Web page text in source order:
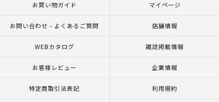
お買い物ガイド マイページ
お問い合わせ - よくあるご質問 店舗情報
WEBカタログ 雑誌掲載情報
お客様レビュー 企業情報
特定商取引法表記 利用規約